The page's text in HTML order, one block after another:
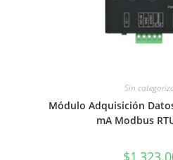
Sin
Módulo Adquisición
mA Modbus
$